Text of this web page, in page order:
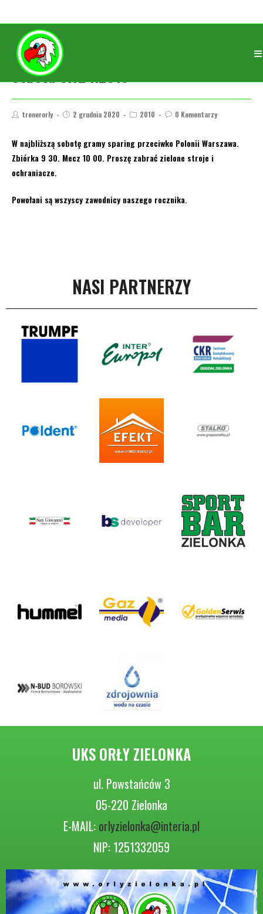
Sobota 5.12 r.2010
trenerorly 2 grudnia 2020 2010 0 Komentarzy
W najbliższą sobotę gramy sparing przeciwko Polonii Warszawa.
Zbiórka 9 30. Mecz 10 00. Proszę zabrać zielone stroje i
ochraniacze.
Powołani są wszyscy zawodnicy naszego rocznika.
NASI PARTNERZY
UKS ORŁY ZIELONKA
ul. Powstańców 3
05-220 Zielonka
E-MAIL: orlyzielonka@interia.pl
NIP: 1251332059